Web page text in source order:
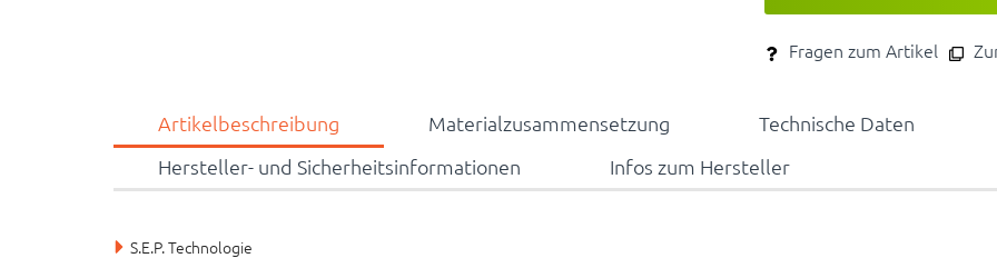
Fragen zum Artikel
Artikelbeschreibung Materialzusammensetzung
Technische Daten
Hersteller- und Sicherheitsinformationen
Infos zum Hersteller
S.E.P. Technologie